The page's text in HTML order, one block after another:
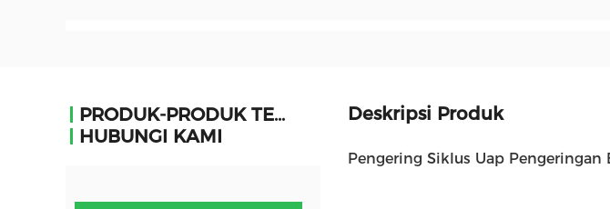
PRODUK-PRODUK TERKAIT
HUBUNGI KAMI
Deskripsi Produk
Pengering Siklus Uap